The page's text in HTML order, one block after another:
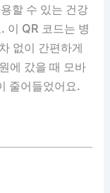
할 수 있는 건강
이 QR 코드는 병
없이 간편하게
에 갔을 때 모바
줄어들었어요.